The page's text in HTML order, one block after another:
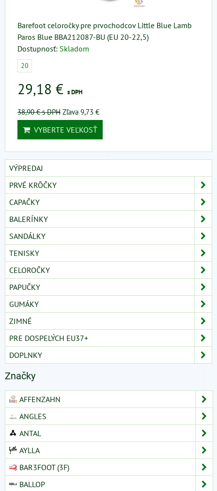
Barefoot celoročky pre prvochodcov Little Blue Lamb
Paros Blue BBA212087-BU (EU 20-22,5)
Dostupnosť: Skladom
20
29,18 € s DPH
38,90 €s DPH Zľava 9,73 €
VYBERTE VEĽKOSŤ
VÝPREDAJ
PRVÉ KRÔČKY
CAPAČKY
BALERÍNKY
SANDÁLKY
TENISKY
CELOROČKY
PAPUČKY
GUMÁKY
ZIMNÉ
PRE DOSPELÝCH EU37+
DOPLNKY
Značky
AFFENZAHN
ANGLES
ANTAL
AYLLA
BAR3FOOT (3F)
BALLOP